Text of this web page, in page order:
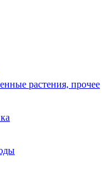
растения, прочее